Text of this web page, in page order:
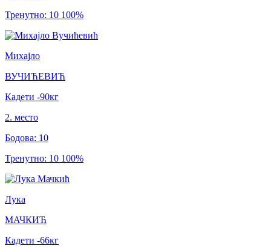
Тренутно: 10 100%
Михајло
ВУЧИЋЕВИЋ
Кадети -90кг
2. место
Бодова: 10
Тренутно: 10 100%
Лука
МАЧКИЋ
Кадети -66кг